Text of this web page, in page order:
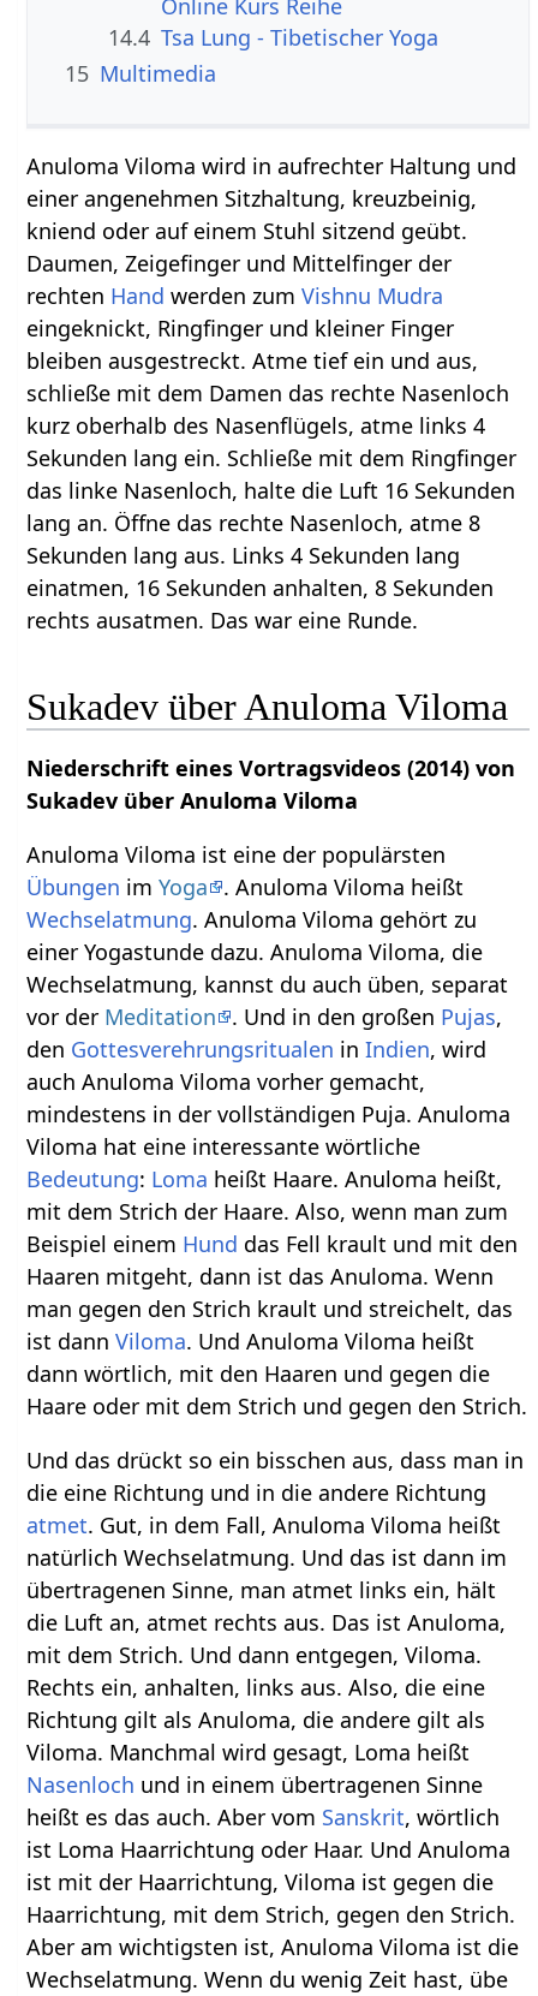
Online Kurs Reihe
14.4 Tsa Lung - Tibetischer Yoga
15 Multimedia
Anuloma Viloma wird in aufrechter Haltung und
einer angenehmen Sitzhaltung, kreuzbeinig,
kniend oder auf einem Stuhl sitzend geübt.
Daumen, Zeigefinger und Mittelfinger der
rechten Hand werden zumVishnu Mudra
eingeknickt, Ringfinger und kleiner Finger
bleiben ausgestreckt. Atme tief ein und aus,
schließe mit dem Damen das rechte Nasenloch
kurz oberhalb des Nasenflügels, atme links 4
Sekunden lang ein. Schließe mit dem Ringfinger
das linke Nasenloch, halte die Luft 16 Sekunden
lang an. Öffne das rechte Nasenloch, atme 8
Sekunden lang aus. Links 4 Sekunden lang
einatmen, 16 Sekunden anhalten, 8 Sekunden
rechts ausatmen. Das war eine Runde.
Sukadev über Anuloma Viloma
Niederschrift eines Vortragsvideos (2014) von
Sukadev über Anuloma Viloma
Anuloma Viloma ist eine der populärsten
Übungen imYoga
. Anuloma Viloma heißt
Wechselatmung. Anuloma Viloma gehört zu
einer Yogastunde dazu. Anuloma Viloma, die
Wechselatmung, kannst du auch üben, separat
vor der Meditation . Und in den großen Pujas,
den Gottesverehrungsritualen inIndien, wird
auch Anuloma Viloma vorher gemacht,
mindestens in der vollständigen Puja. Anuloma
Viloma hat eine interessante wörtliche
Bedeutung: Loma heißt Haare. Anuloma heißt,
mit dem Strich der Haare. Also, wenn man zum
Beispiel einem Hund das Fell krault und mit den
Haaren mitgeht, dann ist das Anuloma. Wenn
man gegen den Strich krault und streichelt, das
ist dannViloma. Und Anuloma Viloma heißt
dann wörtlich, mit den Haaren und gegen die
Haare oder mit dem Strich und gegen den Strich.
Und das drückt so ein bisschen aus, dass man in
die eine Richtung und in die andere Richtung
atmet. Gut, in dem Fall, Anuloma Viloma heißt
natürlich Wechselatmung. Und das ist dann im
übertragenen Sinne, man atmet links ein, hält
die Luft an, atmet rechts aus. Das ist Anuloma,
mit dem Strich. Und dann entgegen, Viloma.
Rechts ein, anhalten, links aus. Also, die eine
Richtung gilt als Anuloma, die andere gilt als
Viloma. Manchmal wird gesagt, Loma heißt
Nasenloch und in einem übertragenen Sinne
heißt es das auch. Aber vom Sanskrit, wörtlich
ist Loma Haarrichtung oder Haar. Und Anuloma
ist mit der Haarrichtung, Viloma ist gegen die
Haarrichtung, mit dem Strich, gegen den Strich.
Aber am wichtigsten ist, Anuloma Viloma ist die
Wechselatmung. Wenn du wenig Zeit hast, übe